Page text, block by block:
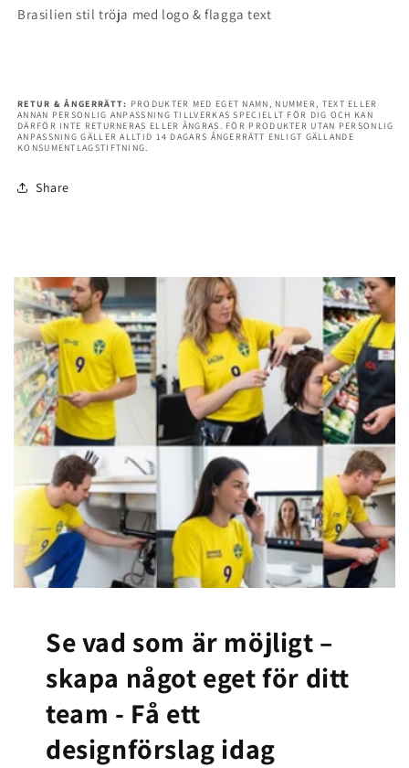
-
-
Brasilien stil tröja med logo & flagga text
RETUR & ÅNGERRÄTT: PRODUKTER MED EGET NAMN, NUMMER, TEXT ELLER
ANNAN PERSONLIG ANPASSNING TILLVERKAS SPECIELLT FÖR DIG OCH KAN
DÄRFÖR INTE RETURNERAS ELLER ÅNGRAS. FÖR PRODUKTER UTAN PERSONLIG
ANPASSNING GÄLLER ALLTID 14 DAGARS ÅNGERRÄTT ENLIGT GÄLLANDE
KONSUMENTLAGSTIFTNING.
Share
Se vad som är möjligt –
skapa något eget för ditt
team - Få ett
designförslag idag